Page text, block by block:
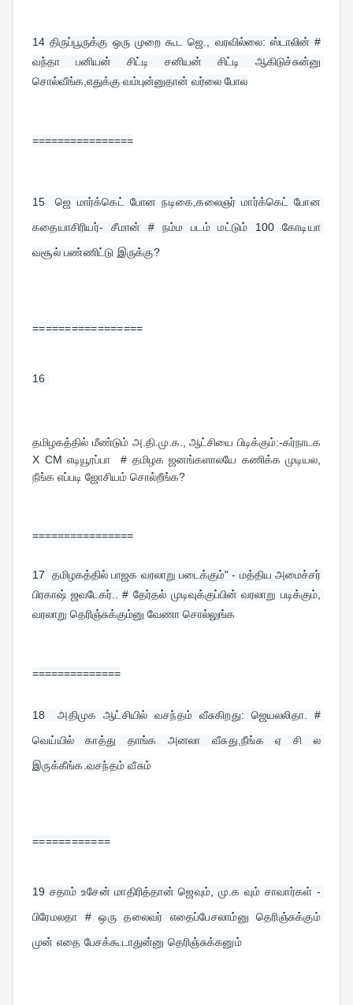
14 திருப்பூருக்கு ஒரு முறை கூட ஜெ., வரவில்லை: ஸ்டாலின் #
வந்தா பனியன் சிட்டி சனியன் சிட்டி ஆகிடுச்சுன்னு
சொல்வீங்க,எதுக்கு வம்புன்னுதான் வர்லை போல
================
15 ஜெ மார்க்கெட் போன நடிகை,கலைஞர் மார்க்கெட் போன
கதையாசிரியர்- சீமான் # நம்ம படம் மட்டும் 100 கோடியா
வசூல் பண்ணிட்டு இருக்கு?
=================
16
தமிழகத்தில் மீண்டும் அ.தி.மு.க., ஆட்சியை பிடிக்கும்:-கர்நாடக
X CM எடியூரப்பா  # தமிழக ஜனங்களாலயே கணிக்க முடியல,
நீங்க எப்படி ஜோசியம் சொல்றீங்க?
================
17 தமிழகத்தில் பாஜக வரலாறு படைக்கும்" - மத்திய அமைச்சர்
பிரகாஷ் ஜவடேகர்.. # தேர்தல் முடிவுக்குப்பின் வரலாறு படிக்கும்,
வரலாறு தெரிஞ்சுக்கும்னு வேணா சொல்லுங்க
==============
18 அதிமுக ஆட்சியில் வசந்தம் வீசுகிறது: ஜெயலலிதா. #
வெய்யில் காத்து தாங்க அனலா வீசுது,நீங்க ஏ சி ல
இருக்கீங்க.வசந்தம் வீசும்
============
19 சதாம் உசேன் மாதிரித்தான் ஜெவும், மு.க வும் சாவார்கள் -
பிரேமலதா # ஒரு தலைவர் எதைப்பேசலாம்னு தெரிஞ்சுக்கும்
முன் எதை பேசக்கூடாதுன்னு தெரிஞ்சுக்கனும்